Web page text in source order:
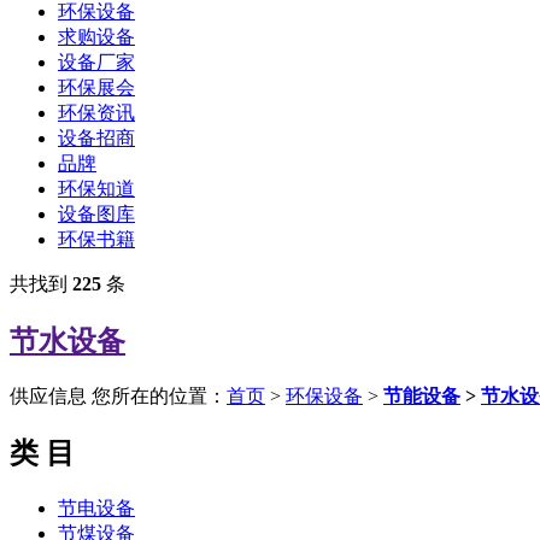
环保设备
求购设备
设备厂家
环保展会
环保资讯
设备招商
品牌
环保知道
设备图库
环保书籍
共找到 225 条
节水设备
供应信息 您所在的位置： 首页 > 环保设备 > 节能设备 > 节水
类 目
节电设备
节煤设备